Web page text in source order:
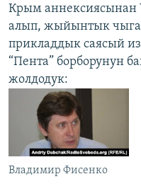
Крым аннексиясынан
алып, жыйынтык
прикладдык саясый
“Пента” борборунун
жолдодук:
Владимир Фисенко